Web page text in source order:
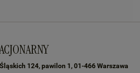
124, pawilon 1, 01-466 Warszawa